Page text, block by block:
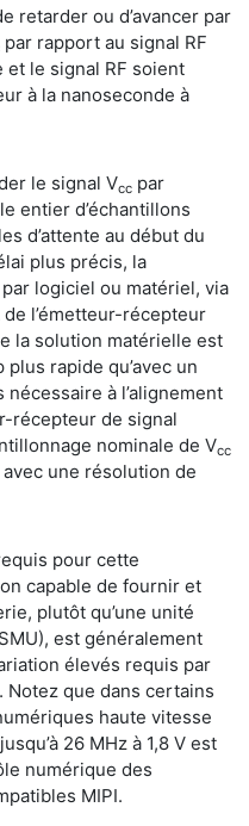
retarder ou d’avancer par
par rapport au signal RF
et le signal RF soient
à la nanoseconde à
le signal Vcc par
entier d’échantillons
d’attente au début du
plus précis, la
logiciel ou matériel, via
l’émetteur-récepteur
la solution matérielle est
rapide qu’avec un
à l’alignement
récepteur de signal
nominale de Vcc
une résolution de
pour cette
capable de fournir et
plutôt qu’une unité
est généralement
élevés requis par
Notez que dans certains
haute vitesse
26 MHz à 1,8 V est
numérique des
MIPI.